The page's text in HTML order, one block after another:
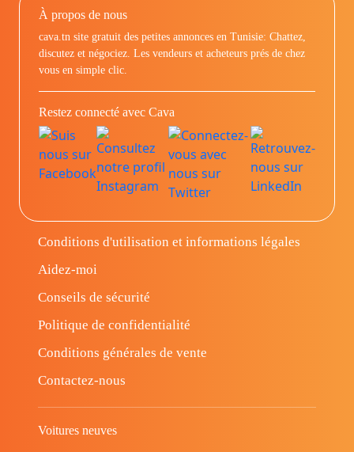
À propos de nous
cava.tn site gratuit des petites annonces en Tunisie: Chattez,
discutez et négociez. Les vendeurs et acheteurs prés de chez
vous en simple clic.
Restez connecté avec Cava
Conditions d'utilisation et informations légales
Aidez-moi
Conseils de sécurité
Politique de confidentialité
Conditions générales de vente
Contactez-nous
Voitures neuves